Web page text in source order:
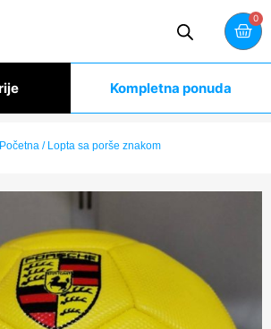
0
Kompletna ponuda
Početna/ Lopta sa porše znakom